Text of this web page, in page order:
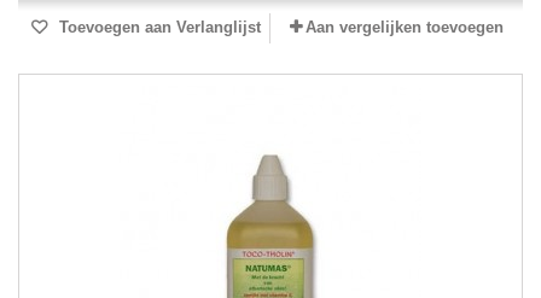
Toevoegen aan Verlanglijst Aan vergelijken toevoegen